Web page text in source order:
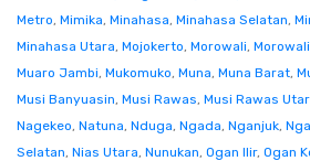
Metro, Mimika, Minahasa, Minahasa Selatan,
Minahasa Utara, Mojokerto, Morowali,
Muaro Jambi, Mukomuko, Muna, Muna Barat,
Musi Banyuasin, Musi Rawas, Musi Rawas
Nagekeo, Natuna, Nduga, Ngada, Nganjuk,
Selatan, Nias Utara, Nunukan, Ogan Ilir, Ogan